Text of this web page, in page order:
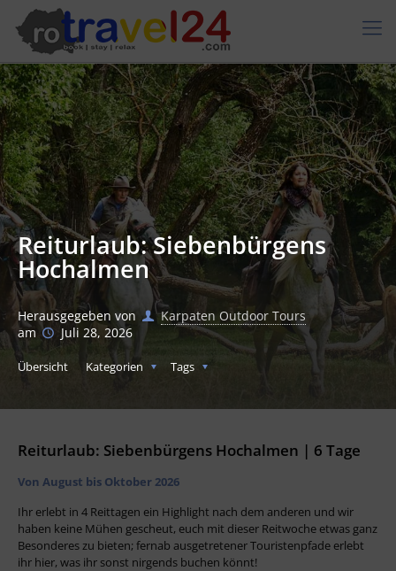
Reiturlaub: Siebenbürgens
Hochalmen
Herausgegeben von
Karpaten Outdoor Tours
am
Juli 28, 2026
Übersicht Kategorien Tags
Reiturlaub: Siebenbürgens Hochalmen | 6 Tage
Von August bis Oktober 2026
Ihr erlebt in 4 Reittagen ein Highlight nach dem anderen und wir
haben keine Mühen gescheut, euch mit dieser Reitwoche etwas ganz
Besonderes zu bieten; fernab ausgetretener Touristenpfade erlebt
ihr hier, was ihr sonst nirgends buchen könnt!